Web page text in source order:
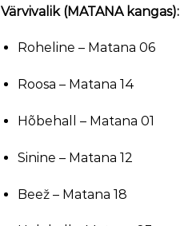
Värvivalik (MATANA kangas):
Roheline – Matana 06
Roosa – Matana 14
Hõbehall – Matana 01
Sinine – Matana 12
Beež – Matana 18